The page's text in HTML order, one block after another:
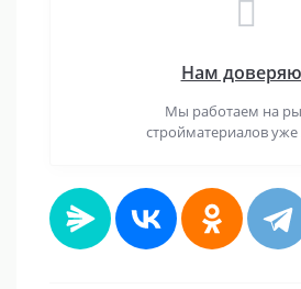
Нам
Мы работаем на
стройматериалов уже